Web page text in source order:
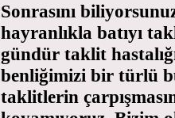
Sonrasını
hayranlıkla batıyı
gündür taklit
benliğimizi bir türlü
taklitlerin